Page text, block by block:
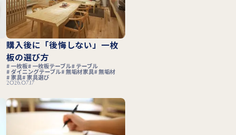
購入後に「後悔しない」一枚
板の選び方
一枚板 一枚板テーブル テーブル
ダイニングテーブル 無垢材家具 無垢材
家具 家具選び
2026.07.17